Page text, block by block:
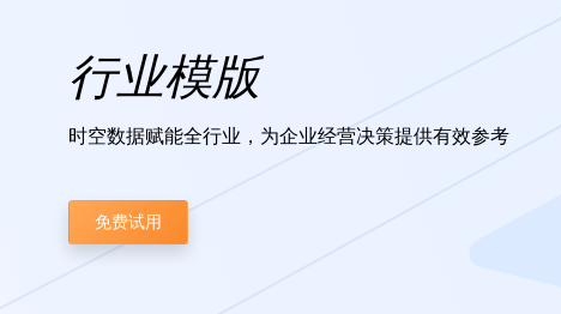
行业模版
时空数据赋能全行业，为企业经营决策提供有效参考
免费试用